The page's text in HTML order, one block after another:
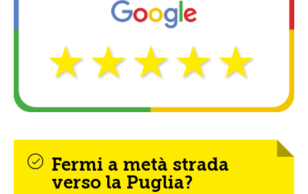
Fermi a metà strada
verso la Puglia?